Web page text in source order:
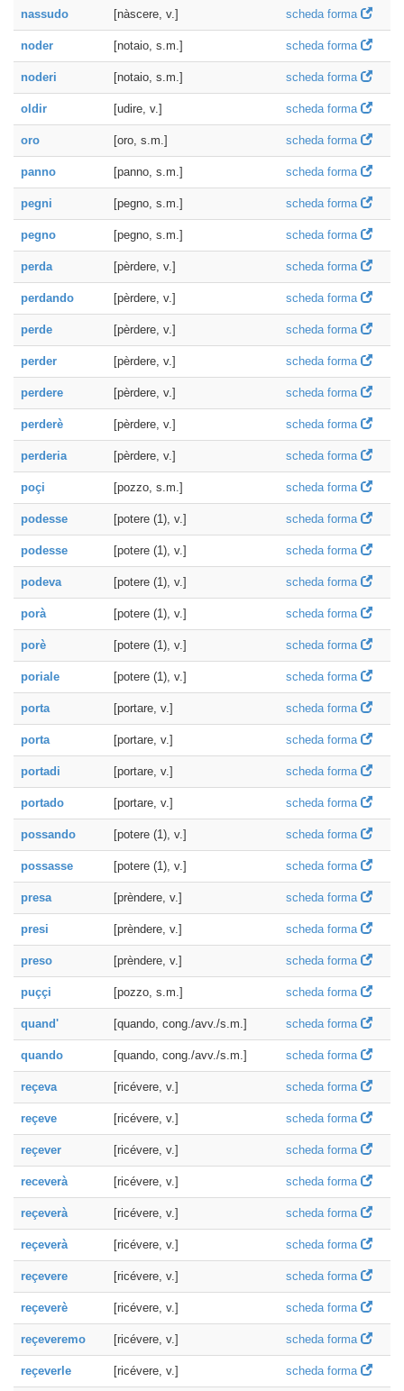
nassudo [nàscere, v.] scheda forma
noder [notaio, s.m.] scheda forma
noderi [notaio, s.m.] scheda forma
oldir [udire, v.] scheda forma
oro [oro, s.m.] scheda forma
panno [panno, s.m.] scheda forma
pegni [pegno, s.m.] scheda forma
pegno [pegno, s.m.] scheda forma
perda [pèrdere, v.] scheda forma
perdando [pèrdere, v.] scheda forma
perde [pèrdere, v.] scheda forma
perder [pèrdere, v.] scheda forma
perdere [pèrdere, v.] scheda forma
perderè [pèrdere, v.] scheda forma
perderia [pèrdere, v.] scheda forma
poçi [pozzo, s.m.] scheda forma
podesse [potere (1), v.] scheda forma
podesse [potere (1), v.] scheda forma
podeva [potere (1), v.] scheda forma
porà [potere (1), v.] scheda forma
porè [potere (1), v.] scheda forma
poriale [potere (1), v.] scheda forma
porta [portare, v.] scheda forma
porta [portare, v.] scheda forma
portadi [portare, v.] scheda forma
portado [portare, v.] scheda forma
possando [potere (1), v.] scheda forma
possasse [potere (1), v.] scheda forma
presa [prèndere, v.] scheda forma
presi [prèndere, v.] scheda forma
preso [prèndere, v.] scheda forma
puççi [pozzo, s.m.] scheda forma
quand' [quando, cong./avv./s.m.] scheda forma
quando [quando, cong./avv./s.m.] scheda forma
reçeva [ricévere, v.] scheda forma
reçeve [ricévere, v.] scheda forma
reçever [ricévere, v.] scheda forma
receverà [ricévere, v.] scheda forma
reçeverà [ricévere, v.] scheda forma
reçeverà [ricévere, v.] scheda forma
reçevere [ricévere, v.] scheda forma
reçeverè [ricévere, v.] scheda forma
reçeveremo [ricévere, v.] scheda forma
reçeverle [ricévere, v.] scheda forma